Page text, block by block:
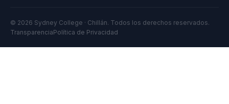
© 2026 Sydney College · Chillán. Todos los derechos reservados.
TransparenciaPolítica de Privacidad